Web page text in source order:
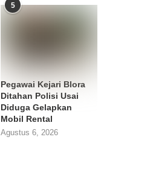
5
Pegawai Kejari Blora
Ditahan Polisi Usai
Diduga Gelapkan
Mobil Rental
Agustus 6, 2026